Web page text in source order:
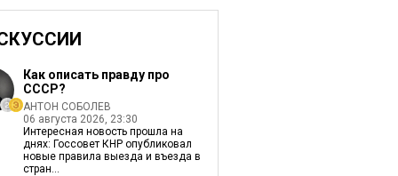
Как описать правду про
СССР?
АНТОН СОБОЛЕВ
06 августа 2026, 23:30
Интересная новость прошла на
днях: Госсовет КНР опубликовал
новые правила выезда и въезда в
стран...